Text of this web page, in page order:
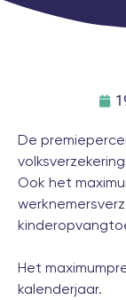
De
Ook het
Het
kalenderjaar.